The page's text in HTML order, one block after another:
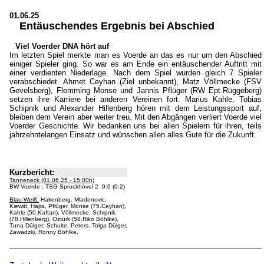
01.06.25
Entäuschendes Ergebnis bei Abschied
Viel Voerder DNA hört auf
Im letzten Spiel merkte man es Voerde an das es nur um den Abschied
einiger Spieler ging. So war es am Ende ein entäuschender Auftritt mit
einer verdienten Niederlage. Nach dem Spiel wurden gleich 7 Spieler
verabschiedet. Ahmet Ceyhan (Ziel unbekannt), Matz Völlmecke (FSV
Gevelsberg), Flemming Monse und Jannis Pflüger (RW Ept.Rüggeberg)
setzen ihre Karriere bei anderen Vereinen fort. Marius Kahle, Tobias
Schipnik und Alexander Hillenberg hören mit dem Leistungssport auf,
bleiben dem Verein aber weiter treu. Mit den Abgängen verliert Voerde viel
Voerder Geschichte. Wir bedanken uns bei allen Spielern für ihren, teils
jahrzehntelangen Einsatz und wünschen allen alles Gute für die Zukunft.
Kurzbericht:
Tanneneck (01.06.25 - 15:00h)
BW Voerde : TSG Sprockhövel 2 0:6 (0:2)
Blau-Weiß: Hakenberg, Mladenovic,
Kiewitt, Hajra, Pflüger, Monse (75.Ceyhan),
Kahle (50.Kaftan), Völlmecke, Schipnik
(78.Hillenberg), Öztürk (58.Riko Böhlke),
Tuna Dülger; Schulte, Peters, Tolga Dülger,
Zawadzki, Ronny Böhlke,